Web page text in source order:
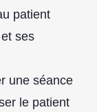
patient
ses
une séance
le patient